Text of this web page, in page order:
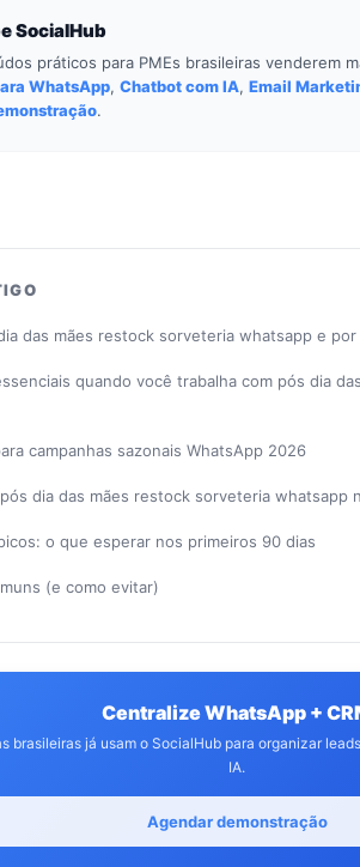
SocialHub
práticos para PMEs brasileiras venderem
WhatsApp, Chatbot com IA, Email
.
das mães restock sorveteria whatsapp e
quando você trabalha com pós dia
campanhas sazonais WhatsApp 2026
dia das mães restock sorveteria whatsapp
o que esperar nos primeiros 90 dias
(e como evitar)
Centralize WhatsApp +
brasileiras já usam o SocialHub para organizar
IA.
Agendar demonstração